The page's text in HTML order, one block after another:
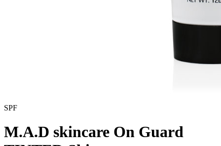
SPF
M.A.D skincare On Guard